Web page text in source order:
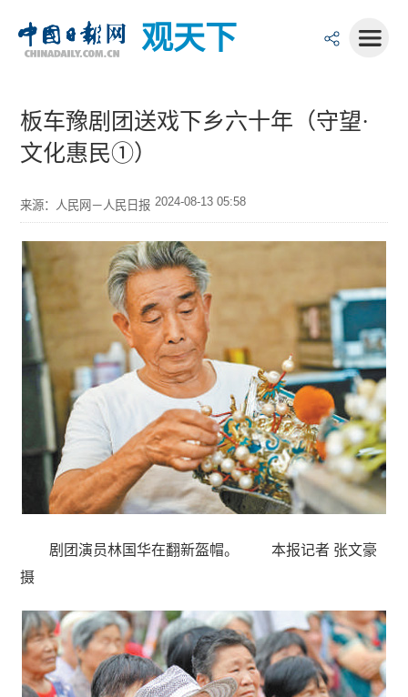
观天下
板车豫剧团送戏下乡六十年（守望·
文化惠民①）
来源：人民网－人民日报 2024-08-13 05:58
剧团演员林国华在翻新盔帽。 本报记者 张文豪
摄